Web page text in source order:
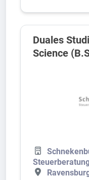
Duales
Science